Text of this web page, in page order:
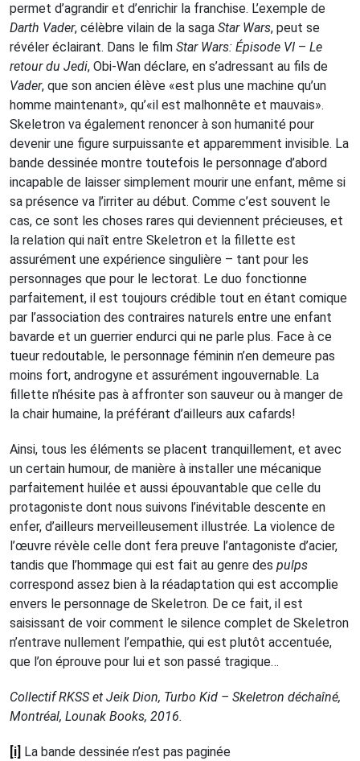
permet d’agrandir et d’enrichir la franchise. L’exemple de
Darth Vader, célèbre vilain de la saga Star Wars, peut se
révéler éclairant. Dans le film Star Wars: Épisode VI – Le
retour du Jedi, Obi-Wan déclare, en s’adressant au fils de
Vader, que son ancien élève «est plus une machine qu’un
homme maintenant», qu’«il est malhonnête et mauvais».
Skeletron va également renoncer à son humanité pour
devenir une figure surpuissante et apparemment invisible. La
bande dessinée montre toutefois le personnage d’abord
incapable de laisser simplement mourir une enfant, même si
sa présence va l’irriter au début. Comme c’est souvent le
cas, ce sont les choses rares qui deviennent précieuses, et
la relation qui naît entre Skeletron et la fillette est
assurément une expérience singulière – tant pour les
personnages que pour le lectorat. Le duo fonctionne
parfaitement, il est toujours crédible tout en étant comique
par l’association des contraires naturels entre une enfant
bavarde et un guerrier endurci qui ne parle plus. Face à ce
tueur redoutable, le personnage féminin n’en demeure pas
moins fort, androgyne et assurément ingouvernable. La
fillette n’hésite pas à affronter son sauveur ou à manger de
la chair humaine, la préférant d’ailleurs aux cafards!
Ainsi, tous les éléments se placent tranquillement, et avec
un certain humour, de manière à installer une mécanique
parfaitement huilée et aussi épouvantable que celle du
protagoniste dont nous suivons l’inévitable descente en
enfer, d’ailleurs merveilleusement illustrée. La violence de
l’œuvre révèle celle dont fera preuve l’antagoniste d’acier,
tandis que l’hommage qui est fait au genre des pulps
correspond assez bien à la réadaptation qui est accomplie
envers le personnage de Skeletron. De ce fait, il est
saisissant de voir comment le silence complet de Skeletron
n’entrave nullement l’empathie, qui est plutôt accentuée,
que l’on éprouve pour lui et son passé tragique…
Collectif RKSS et Jeik Dion, Turbo Kid – Skeletron déchaîné,
Montréal, Lounak Books, 2016.
[i] La bande dessinée n’est pas paginée